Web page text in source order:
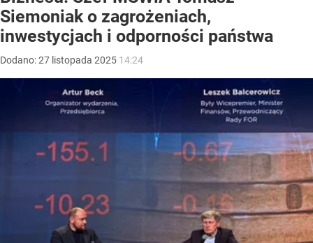
Siemoniak o zagrożeniach,
inwestycjach i odporności państwa
Dodano:27 listopada 2025 14:24